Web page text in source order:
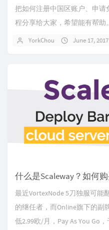
把如何注册中国区账户、申
程分享给大家，希望能有帮助。
YorkChou June 17, 2017
什么是Scaleway？如何
最近VortexNode 5刀独服可
的继任者，而Online旗下的副
低2.99欧/月，Pay As You Go